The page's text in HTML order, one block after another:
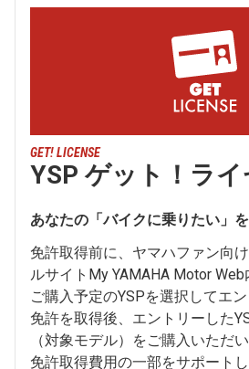
GET! LICENSE
YSP ゲット！ラ
あなたの「バイクに乗りたい」を
免許取得前に、ヤマハファン向
ルサイトMy YAMAHA Motor
ご購入予定のYSPを選択してエ
免許を取得後、エントリーした
（対象モデル）をご購入いただ
免許取得費用の一部をサポートし